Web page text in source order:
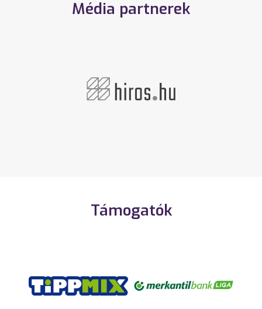
Média partnerek
Támogatók